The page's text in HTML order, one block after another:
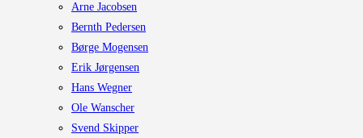
Arne Jacobsen
Bernth Pedersen
Børge Mogensen
Erik Jørgensen
Hans Wegner
Ole Wanscher
Svend Skipper